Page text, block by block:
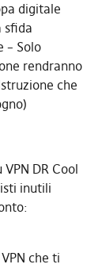
digitale
sfida
– Solo
rendranno
che
VPN DR Cool
inutili
che ti